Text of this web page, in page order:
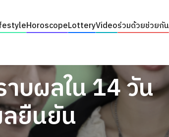
HoroscopeLotteryVideoร่วมด้วยช่วยกัน
บผลใน 14 วัน
ยืนยัน